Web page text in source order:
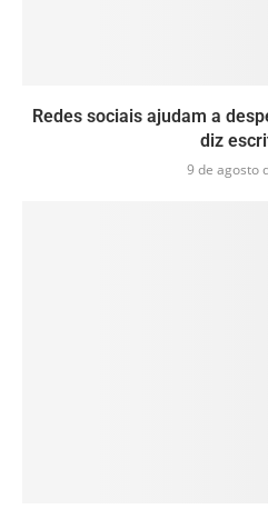
Redes sociais ajudam a
diz
9 de agosto